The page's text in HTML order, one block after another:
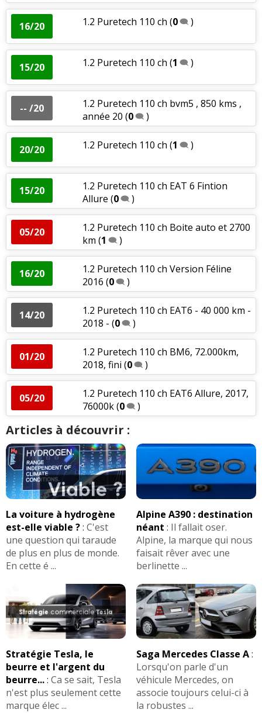
16/20 1.2 Puretech 110 ch (0 )
15/20 1.2 Puretech 110 ch (1 )
-- /20
1.2 Puretech 110 ch bvm5 , 850 kms ,
année 20 (0 )
20/20 1.2 Puretech 110 ch (1 )
15/20
1.2 Puretech 110 ch EAT 6 Fintion
Allure (0 )
05/20
1.2 Puretech 110 ch Boite auto et 2700
km (1 )
16/20
1.2 Puretech 110 ch Version Féline
2016 (0 )
14/20
1.2 Puretech 110 ch EAT6 - 40 000 km -
2018 - (0 )
01/20
1.2 Puretech 110 ch BM6, 72.000km,
2018, fini (0 )
05/20
1.2 Puretech 110 ch EAT6 Allure, 2017,
76000k(0 )
Articles à découvrir :
La voiture à hydrogène
est-elle viable ?: C'est
une question qui taraude
de plus en plus de monde.
En cette é ...
Alpine A390 : destination
néant : Il fallait oser.
Alpine, la marque qui nous
faisait rêver avec une
berlinette ...
Stratégie Tesla, le
beurre et l'argent du
beurre...: Ca se sait, Tesla
n'est plus seulement cette
marque élec ...
Saga Mercedes Classe A:
Lorsqu'on parle d'un
véhicule Mercedes, on
associe toujours celui-ci à
la robustes ...